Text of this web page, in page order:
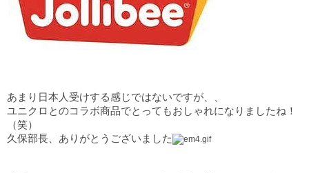
あまり日本人受けする感じではないですが、、
ユニクロとのコラボ商品でとってもおしゃれになりましたね！
（笑）
久保部長、ありがとうございました